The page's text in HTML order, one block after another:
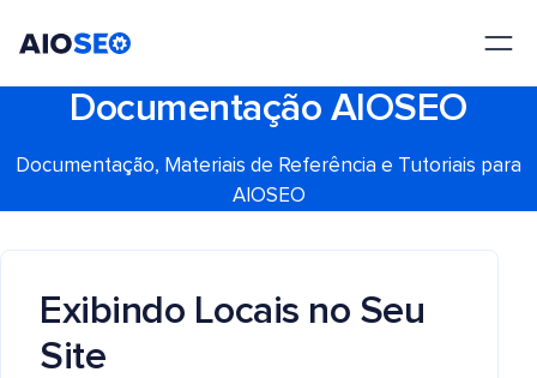
Documentação AIOSEO
Documentação, Materiais de Referência e Tutoriais para
AIOSEO
Exibindo Locais no Seu
Site